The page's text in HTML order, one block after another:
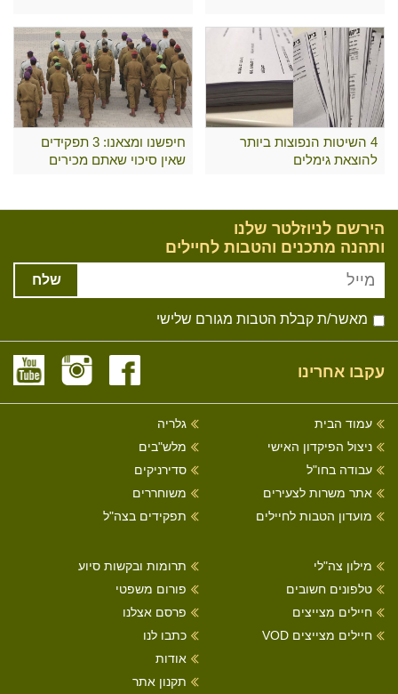
4 השיטות הנפוצות ביותר
להוצאת גימלים
חיפשנו ומצאנו: 3 תפקידים
שאין סיכוי שאתם מכירים
הירשם לניוזלטר שלנו
ותהנה מתכנים והטבות לחיילים
שלח
מאשר/ת קבלת הטבות מגורם שלישי
עקבו אחרינו
עמוד הבית
ניצול הפיקדון האישי
עבודה בחו"ל
אתר משרות לצעירים
מועדון הטבות לחיילים
גלריה
מלש"בים
סדירניקים
משוחררים
תפקידים בצה"ל
מילון צה"לי
טלפונים חשובים
חיילים מצייצים
חיילים מצייצים VOD
תרומות ובקשות סיוע
פורום משפטי
פרסם אצלנו
כתבו לנו
אודות
תקנון אתר